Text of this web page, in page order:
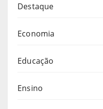
Destaque
Economia
Educação
Ensino